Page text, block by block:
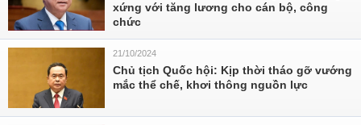
xứng với tăng lương cho cán bộ, công
chức
21/10/2024
Chủ tịch Quốc hội: Kịp thời tháo gỡ vướng
mắc thể chế, khơi thông nguồn lực